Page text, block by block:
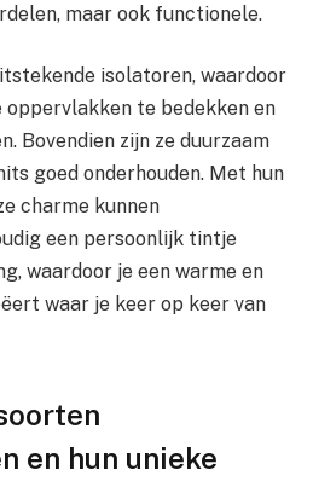
maar ook functionele.
isolatoren, waardoor
oppervlakken te bedekken en
Bovendien zijn ze duurzaam
goed onderhouden. Met hun
charme kunnen
een persoonlijk tintje
waardoor je een warme en
waar je keer op keer van
en hun unieke